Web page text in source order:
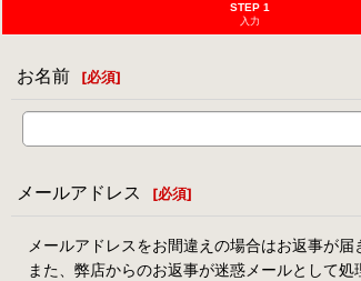
STEP 1
入力
お名前 [必須]
メールアドレス [必須]
メールアドレスをお間違えの場合はお返事が届
また、弊店からのお返事が迷惑メールとして